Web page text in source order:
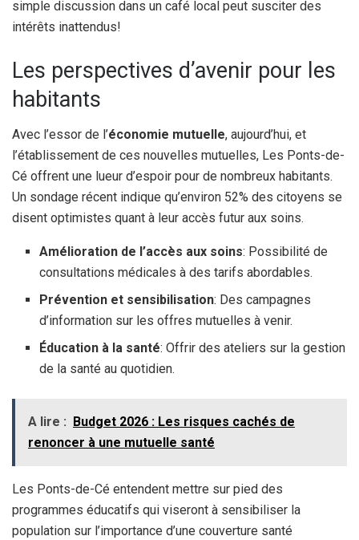
simple discussion dans un café local peut susciter des
intérêts inattendus!
Les perspectives d’avenir pour les
habitants
Avec l’essor de l’économie mutuelle, aujourd’hui, et
l’établissement de ces nouvelles mutuelles, Les Ponts-de-
Cé offrent une lueur d’espoir pour de nombreux habitants.
Un sondage récent indique qu’environ 52% des citoyens se
disent optimistes quant à leur accès futur aux soins.
Amélioration de l’accès aux soins: Possibilité de
consultations médicales à des tarifs abordables.
Prévention et sensibilisation: Des campagnes
d’information sur les offres mutuelles à venir.
Éducation à la santé: Offrir des ateliers sur la gestion
de la santé au quotidien.
A lire :
Budget 2026 : Les risques cachés de
renoncer à une mutuelle santé
Les Ponts-de-Cé entendent mettre sur pied des
programmes éducatifs qui viseront à sensibiliser la
population sur l’importance d’une couverture santé